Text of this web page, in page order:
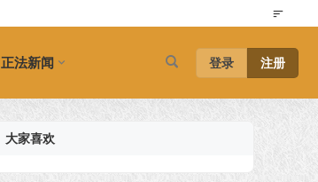
正法新闻 登录 注册
大家喜欢